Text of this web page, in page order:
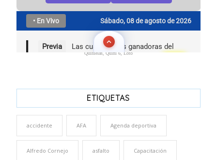
Quinielas, Quini 6, Loto
ETIQUETAS
accidente AFA Agenda deportiva
Alfredo Cornejo asfalto Capacitación